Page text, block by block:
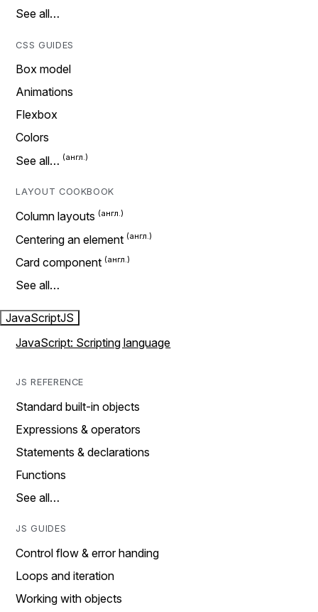
See all…
CSS GUIDES
Box model
Animations
Flexbox
Colors
See all…
LAYOUT COOKBOOK
Column layouts
Centering an element
Card component
See all…
JavaScriptJS
JavaScript: Scripting language
JS REFERENCE
Standard built-in objects
Expressions & operators
Statements & declarations
Functions
See all…
JS GUIDES
Control flow & error handing
Loops and iteration
Working with objects